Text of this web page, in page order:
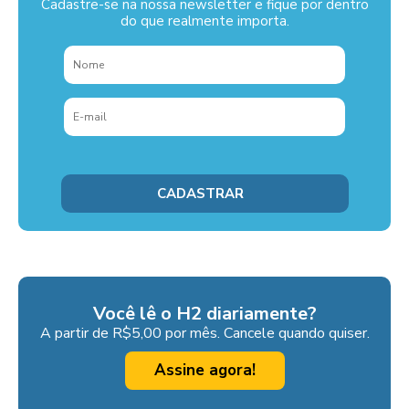
Cadastre-se na nossa newsletter e fique por dentro
do que realmente importa.
Você lê o H2 diariamente?
A partir de R$5,00 por mês. Cancele quando quiser.
Assine agora!